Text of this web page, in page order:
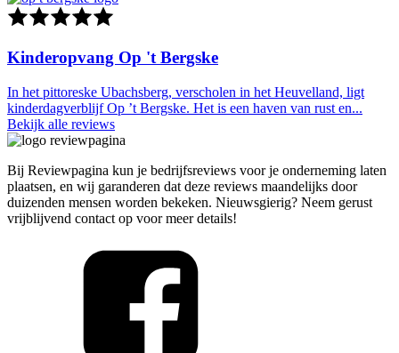
Kinderopvang Op 't Bergske
In het pittoreske Ubachsberg, verscholen in het Heuvelland, ligt
kinderdagverblijf Op ’t Bergske. Het is een haven van rust en...
Bekijk alle reviews
Bij Reviewpagina kun je bedrijfsreviews voor je onderneming laten
plaatsen, en wij garanderen dat deze reviews maandelijks door
duizenden mensen worden bekeken. Nieuwsgierig? Neem gerust
vrijblijvend contact op voor meer details!